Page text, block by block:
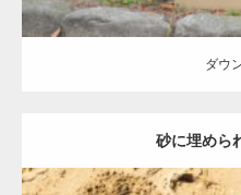
ダウ
砂に埋めら